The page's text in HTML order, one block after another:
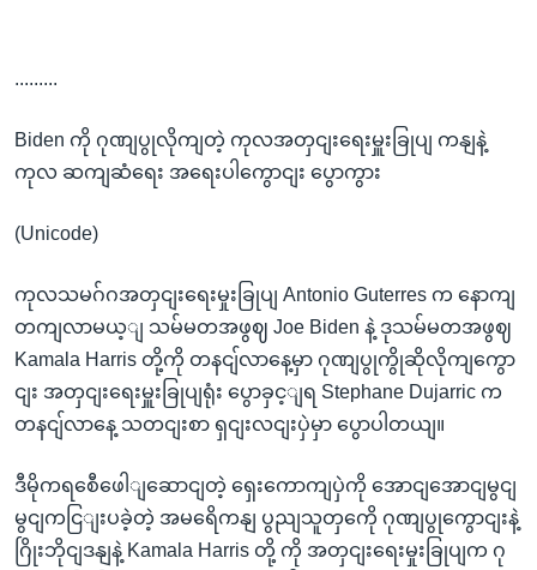
.........
Biden ကို ဂုဏျပွုလိုကျတဲ့ ကုလအတှငျးရေးမှူးခြုပျ ကနျနဲ့
ကုလ ဆကျဆံရေး အရေးပါကွောငျး ပွောကွား
(Unicode)
ကုလသမဂ်ဂအတှငျးရေးမှုးခြုပျ Antonio Guterres က နောကျ
တကျလာမယ့ျ သမ်မတအဖွဈ Joe Biden နဲ့ ဒုသမ်မတအဖွဈ
Kamala Harris တို့ကို တနငျ်လာနေ့မှာ ဂုဏျပွုကွိုဆိုလိုကျကွော
ငျး အတှငျးရေးမှူးခြုပျရုံး ပွောခှင့ျရ Stephane Dujarric က
တနငျ်လာနေ့ သတငျးစာ ရှငျးလငျးပှဲမှာ ပွောပါတယျ။
ဒီမိုကရစေီဖေါျဆောငျတဲ့ ရှေးကောကျပှဲကို အောငျအောငျမွငျ
မွငျကငြျးပခဲ့တဲ့ အမရေိကနျ ပွညျသူတှကေို ဂုဏျပွုကွောငျးနဲ့
ဂြိုးဘိုငျဒနျနဲ့ Kamala Harris တို့ ကို အတှငျးရေးမှုးခြုပျက ဂု